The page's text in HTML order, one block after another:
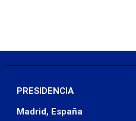
PRESIDENCIA
Madrid, España